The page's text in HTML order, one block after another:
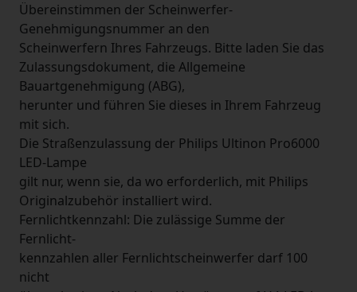
Übereinstimmen der Scheinwerfer-
Genehmigungsnummer an den
Scheinwerfern Ihres Fahrzeugs. Bitte laden Sie das
Zulassungsdokument, die Allgemeine
Bauartgenehmigung (ABG),
herunter und führen Sie dieses in Ihrem Fahrzeug
mit sich.
Die Straßenzulassung der Philips Ultinon Pro6000
LED-Lampe
gilt nur, wenn sie, da wo erforderlich, mit Philips
Originalzubehör installiert wird.
Fernlichtkennzahl: Die zulässige Summe der
Fernlicht-
kennzahlen aller Fernlichtscheinwerfer darf 100
nicht